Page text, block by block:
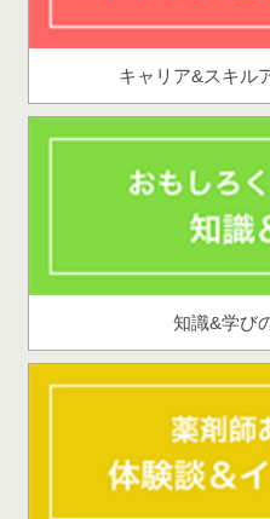
キャリア&スキル
知識&学び